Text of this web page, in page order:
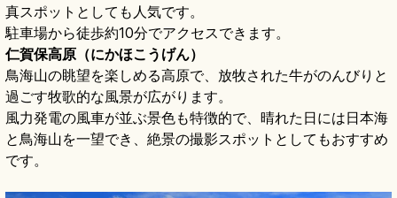
真スポットとしても人気です。
駐車場から徒歩約10分でアクセスできます。
仁賀保高原（にかほこうげん）
鳥海山の眺望を楽しめる高原で、放牧された牛がのんびりと
過ごす牧歌的な風景が広がります。
風力発電の風車が並ぶ景色も特徴的で、晴れた日には日本海
と鳥海山を一望でき、絶景の撮影スポットとしてもおすすめ
です。